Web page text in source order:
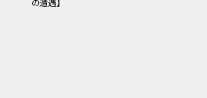
の遭遇】